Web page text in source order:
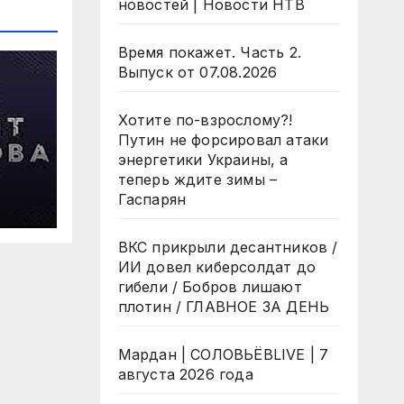
новостей | Новости НТВ
Время покажет. Часть 2.
Выпуск от 07.08.2026
Хотите по-взрослому?!
Путин не форсировал атаки
энергетики Украины, а
теперь ждите зимы –
Гаспарян
ВКС прикрыли десантников /
ИИ довел киберсолдат до
гибели / Бобров лишают
плотин / ГЛАВНОЕ ЗА ДЕНЬ
Мардан | СОЛОВЬЁВLIVE | 7
августа 2026 года